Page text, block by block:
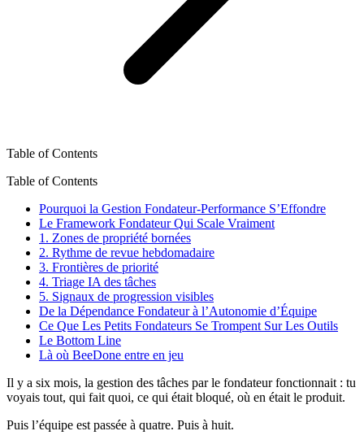
Table of Contents
Table of Contents
Pourquoi la Gestion Fondateur-Performance S’Effondre
Le Framework Fondateur Qui Scale Vraiment
1. Zones de propriété bornées
2. Rythme de revue hebdomadaire
3. Frontières de priorité
4. Triage IA des tâches
5. Signaux de progression visibles
De la Dépendance Fondateur à l’Autonomie d’Équipe
Ce Que Les Petits Fondateurs Se Trompent Sur Les Outils
Le Bottom Line
Là où BeeDone entre en jeu
Il y a six mois, la gestion des tâches par le fondateur fonctionnait : tu
voyais tout, qui fait quoi, ce qui était bloqué, où en était le produit.
Puis l’équipe est passée à quatre. Puis à huit.